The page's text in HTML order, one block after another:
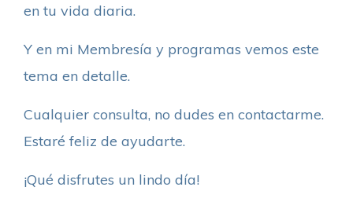
en tu vida diaria.
Y en mi Membresía y programas vemos este
tema en detalle.
Cualquier consulta, no dudes en contactarme.
Estaré feliz de ayudarte.
¡Qué disfrutes un lindo día!